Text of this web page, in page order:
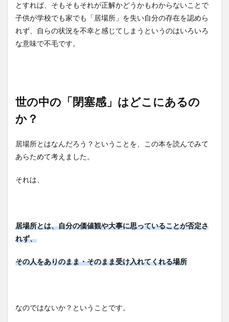
とすれば、そもそもそれが正解かどうかもわからないことで
子供が学校でも家でも「居場所」を失い自分の存在を認めら
れず、自らの状況を不幸と感じてしまうというのはいろいろ
な意味で不毛です。
世の中の「閉塞感」はどこにあるの
か？
居場所とはなんだろう？ということを、この本を読んでみて
あらためて考えました。
それは、
居場所とは、自分の価値観や大事に思っていることが否定さ
れず、
その人をありのまま・そのまま受け入れてくれる場所
なのではないか？ということです。